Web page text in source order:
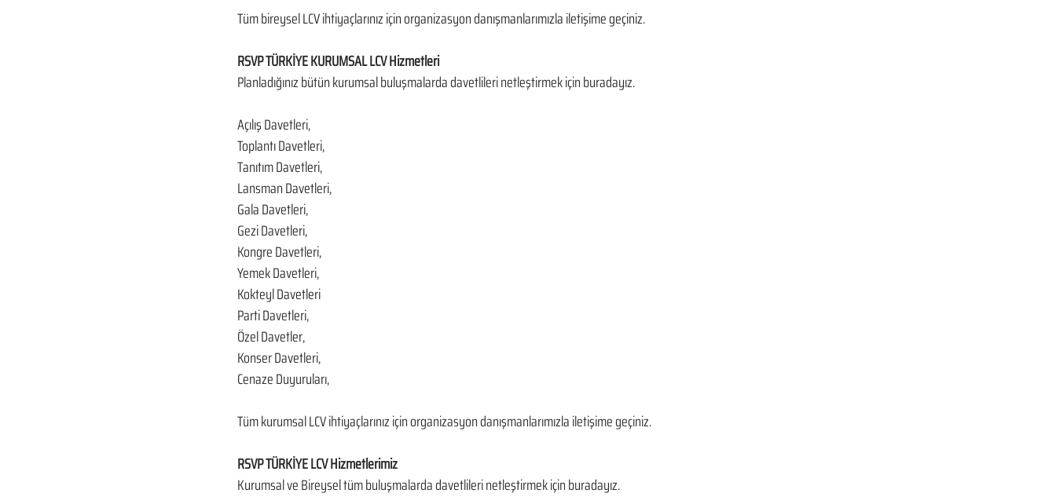
Tüm bireysel LCV ihtiyaçlarınız için organizasyon danışmanlarımızla iletişime geçiniz.
RSVP TÜRKİYE KURUMSAL LCV Hizmetleri
Planladığınız bütün kurumsal buluşmalarda davetlileri netleştirmek için buradayız.
Açılış Davetleri,
Toplantı Davetleri,
Tanıtım Davetleri,
Lansman Davetleri,
Gala Davetleri,
Gezi Davetleri,
Kongre Davetleri,
Yemek Davetleri,
Kokteyl Davetleri
Parti Davetleri,
Özel Davetler,
Konser Davetleri,
Cenaze Duyuruları,
Tüm kurumsal LCV ihtiyaçlarınız için organizasyon danışmanlarımızla iletişime geçiniz.
RSVP TÜRKİYE LCV Hizmetlerimiz
Kurumsal ve Bireysel tüm buluşmalarda davetlileri netleştirmek için buradayız.